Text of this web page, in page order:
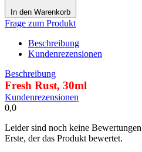
In den Warenkorb
Frage zum Produkt
Beschreibung
Kundenrezensionen
Beschreibung
Fresh Rust, 30ml
Kundenrezensionen
0,0
Leider sind noch keine
Erste, der das Produkt bewertet.